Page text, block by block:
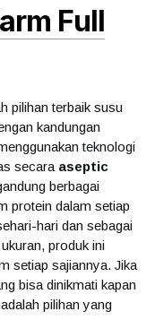
Full
pilihan terbaik susu
kandungan
teknologi
secara aseptic
berbagai
protein dalam setiap
hari dan sebagai
produk ini
setiap sajiannya. Jika
bisa dinikmati kapan
pilihan yang